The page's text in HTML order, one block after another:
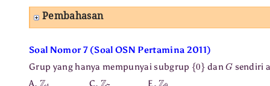
Pembahasan
Soal Nomor 7 (Soal OSN Pertamina 2011)
Grup yang hanya mempunyai subgrup {0} danG sendiri
A. Z4 C. Z7 E.Z9